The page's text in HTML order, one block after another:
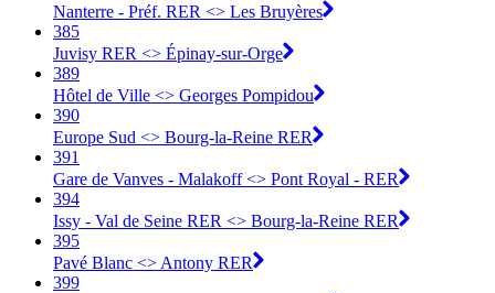
Nanterre - Préf. RER <> Les Bruyères
385
Juvisy RER <> Épinay-sur-Orge
389
Hôtel de Ville <> Georges Pompidou
390
Europe Sud <> Bourg-la-Reine RER
391
Gare de Vanves - Malakoff <> Pont Royal - RER
394
Issy - Val de Seine RER <> Bourg-la-Reine RER
395
Pavé Blanc <> Antony RER
399